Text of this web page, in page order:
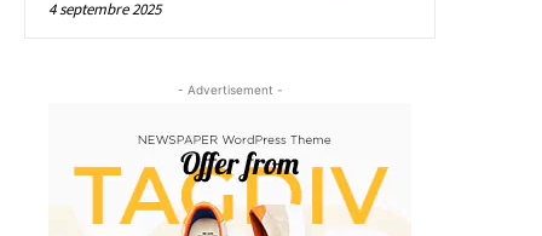
4 septembre 2025
- Advertisement -